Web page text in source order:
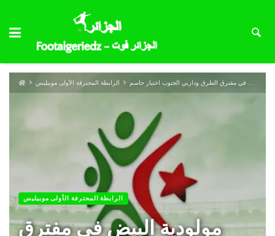
الرابطة المحترفة الأولى موبيليس مولودية البيض في مفترق الطرق وداربي الجنوب اختبار حاسم
الرابطة المحترفة الأولى موبيليس
مولودية البيض في مفترق